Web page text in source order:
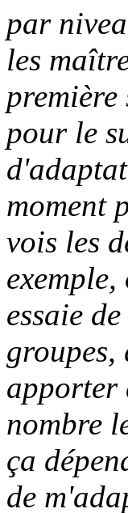
par
les
première
pour le
moment
vois les
essaie
apporter
nombre
ça
de